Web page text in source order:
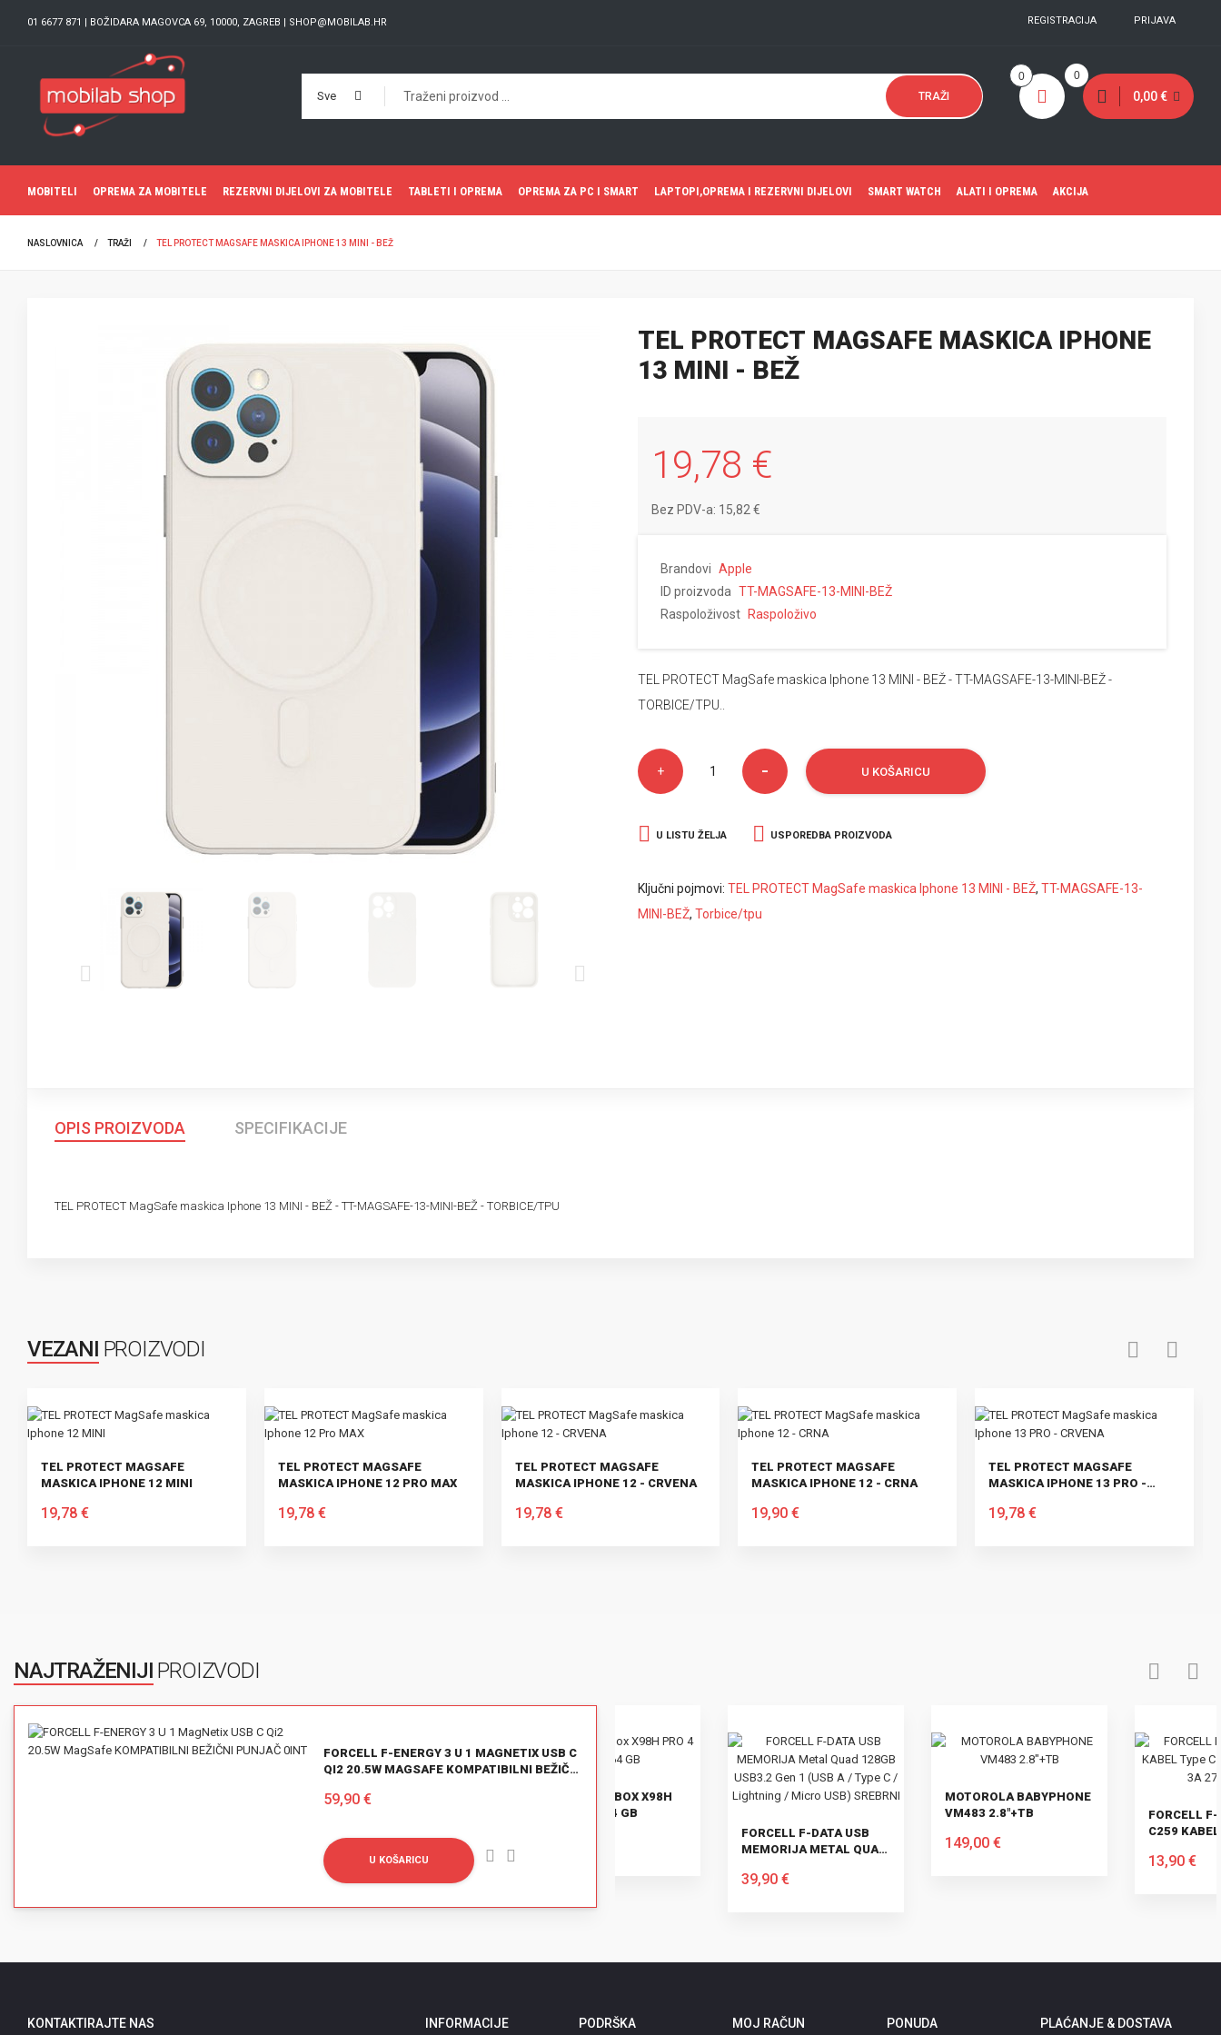
01 6677 871 | BOŽIDARA MAGOVCA 69, 10000, ZAGREB | SHOP@MOBILAB.HR REGISTRACIJA PRIJAVA
0
0,00 €
0
Sve TRAŽI
MOBITELI OPREMA ZA MOBITELE REZERVNI DIJELOVI ZA MOBITELE TABLETI I OPREMA OPREMA ZA PC I SMART LAPTOPI,OPREMA I REZERVNI DIJELOVI SMART WATCH ALATI I OPREMA AKCIJA
NASLOVNICA TRAŽI TEL PROTECT MAGSAFE MASKICA IPHONE 13 MINI - BEŽ
TEL PROTECT MAGSAFE MASKICA IPHONE
13 MINI - BEŽ
19,78 €
Bez PDV-a: 15,82 €
Brandovi Apple
ID proizvoda TT-MAGSAFE-13-MINI-BEŽ
Raspoloživost
Raspoloživo
TEL PROTECT MagSafe maskica Iphone 13 MINI - BEŽ - TT-MAGSAFE-13-MINI-BEŽ -
TORBICE/TPU..
U KOŠARICU
U LISTU ŽELJA USPOREDBA PROIZVODA
Ključni pojmovi: TEL PROTECT MagSafe maskica Iphone 13 MINI - BEŽ, TT-MAGSAFE-13-
MINI-BEŽ, Torbice/tpu
OPIS PROIZVODA SPECIFIKACIJE
TEL PROTECT MagSafe maskica Iphone 13 MINI - BEŽ - TT-MAGSAFE-13-MINI-BEŽ - TORBICE/TPU
VEZANI PROIZVODI
TEL PROTECT MAGSAFE
MASKICA IPHONE 12 MINI
19,78 €
TEL PROTECT MAGSAFE
MASKICA IPHONE 12 PRO MAX
19,78 €
TEL PROTECT MAGSAFE
MASKICA IPHONE 12 - CRVENA
19,78 €
TEL PROTECT MAGSAFE
MASKICA IPHONE 12 - CRNA
19,90 €
TEL PROTECT MAGSAFE
MASKICA IPHONE 13 PRO -
19,78 €
NAJTRAŽENIJI PROIZVODI
FORCELL F-ENERGY 3 U 1 MAGNETIX USB C
QI2 20.5W MAGSAFE KOMPATIBILNI BEŽIČNI
59,90 €
U KOŠARICU
LIGHTNING PD 3A 27W
84,90 €
U KOŠARICU
FORCELL F-DATA USB
MEMORIJA METAL QUAD
(USB A / TYPE C /
MOTOROLA BABYPHONE
VM483 2.8"+TB
149,00 €
FORCELL F-ENERGY
C259 KABEL TYPE C NA
KONTAKTIRAJTE NAS INFORMACIJE PODRŠKA MOJ RAČUN PONUDA PLAĆANJE & DOSTAVA